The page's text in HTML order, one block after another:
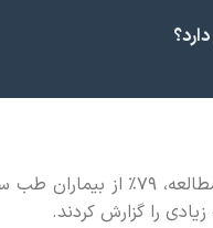
بیماران طب سوزنی سطح بالایی از رضایت را گزارش می‌دهند. به